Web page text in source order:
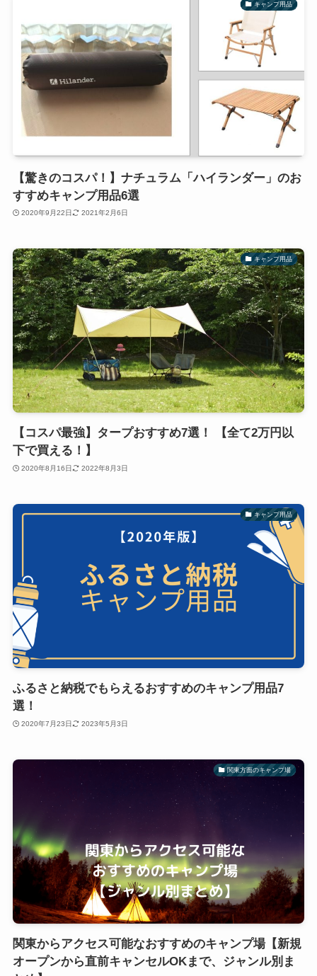
キャンプ用品
【驚きのコスパ！】ナチュラム「ハイランダー」のお
すすめキャンプ用品6選
2020年9月22日 2021年2月6日
キャンプ用品
【コスパ最強】タープおすすめ7選！ 【全て2万円以
下で買える！】
2020年8月16日 2022年8月3日
キャンプ用品
ふるさと納税でもらえるおすすめのキャンプ用品7
選！
2020年7月23日 2023年5月3日
関東方面のキャンプ場
関東からアクセス可能なおすすめのキャンプ場【新規
オープンから直前キャンセルOKまで、ジャンル別ま